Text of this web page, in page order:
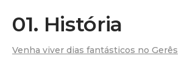
01. História
Venha viver dias fantásticos no Gerês